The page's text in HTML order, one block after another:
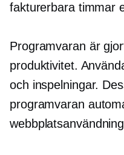
fakturerbara timmar
Programvaran är
produktivitet.
och inspelningar.
programvaran